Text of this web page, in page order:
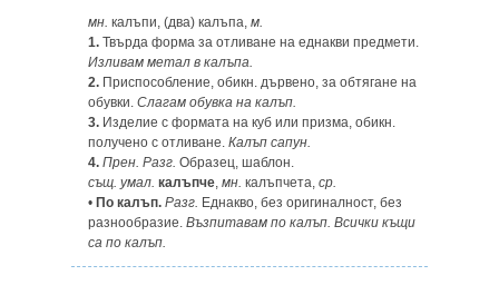
мн. калъпи, (два) калъпа, м.
1. Твърда форма за отливане на еднакви предмети.
Изливам метал в калъпа.
2. Приспособление, обикн. дървено, за обтягане на
обувки. Слагам обувка на калъп.
3. Изделие с формата на куб или призма, обикн.
получено с отливане. Калъп сапун.
4. Прен. Разг. Образец, шаблон.
същ. умал. калъпче, мн. калъпчета, ср.
• По калъп. Разг. Еднакво, без оригиналност, без
разнообразие. Възпитавам по калъп. Всички къщи
са по калъп.